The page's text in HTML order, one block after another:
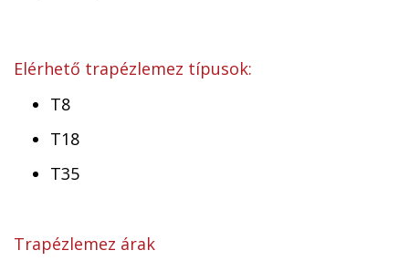
Elérhető trapézlemez típusok:
T8
T18
T35
Trapézlemez árak